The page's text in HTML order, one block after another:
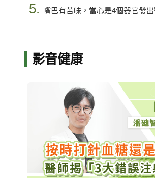
5. 嘴巴有苦味，當心是4個器官發出
影音健康